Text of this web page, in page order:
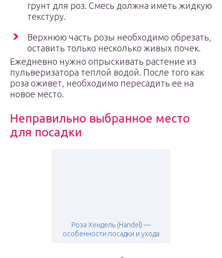
грунт для роз. Смесь должна иметь жидкую
текстуру.
Верхнюю часть розы необходимо обрезать,
оставить только несколько живых почек.
Ежедневно нужно опрыскивать растение из
пульверизатора теплой водой. После того как
роза оживет, необходимо пересадить ее на
новое место.
Неправильно выбранное место
для посадки
Роза Хендель (Handel) —
особенности посадки и ухода